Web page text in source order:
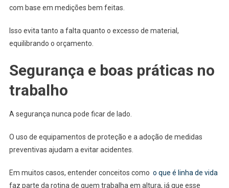
com base em medições bem feitas.
Isso evita tanto a falta quanto o excesso de material,
equilibrando o orçamento.
Segurança e boas práticas no
trabalho
A segurança nunca pode ficar de lado.
O uso de equipamentos de proteção e a adoção de medidas
preventivas ajudam a evitar acidentes.
Em muitos casos, entender conceitos como o que é linha de vida
faz parte da rotina de quem trabalha em altura, já que esse